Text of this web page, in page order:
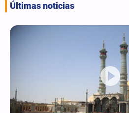
Últimas noticias